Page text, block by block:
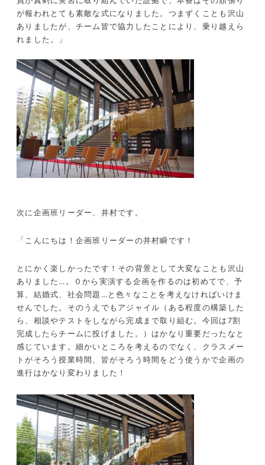
が報われとても素敵な式になりました。つまずくことも沢山
ありましたが、チーム皆で協力したことにより、乗り越えら
れました。」
次に企画班リーダー、井村です。
「こんにちは！企画班リーダーの井村瞬です！
とにかく楽しかったです！その背景として大変なことも沢山
ありました…。０から実演する企画を作るのは初めてで、予
算、結婚式、社会問題…と色々なことを考えなければいけま
せんでした。そのうえでもアジャイル（ある程度の構築した
ら、相談やテストをしながら完成まで取り組む。今回は7割
完成したらチームに投げました。）はかなり重要だったなと
感じています。細かいところを考えるのでなく、クラスメー
トがそろう授業時間、皆がそろう時間をどう使うかで企画の
進行はかなり変わりました！